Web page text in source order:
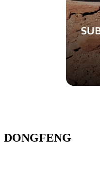
DONGFENG